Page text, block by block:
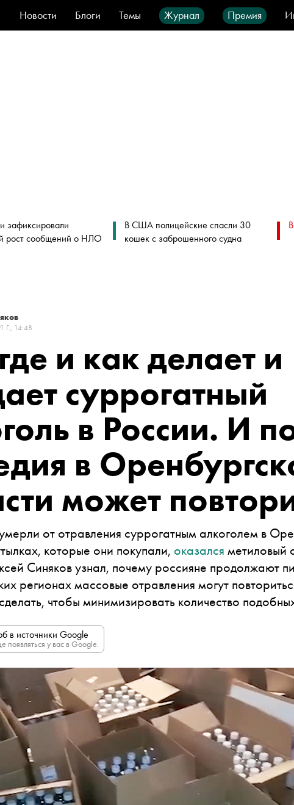
Новости Блоги Темы Журнал Премия
Стиль
Видео Город IT-продукты
зафиксировали
рост сообщений о НЛО
В США полицейские спасли 30
кошек с заброшенного судна
Г., 14:48
и как делает и
суррогатный
в России. И
в
может
от отравления суррогатным алкоголем в
которые они покупали, оказался метиловый
Синяков узнал, почему россияне продолжают
регионах массовые отравления могут
чтобы минимизировать количество
в источники Google
появляться у вас в Google.